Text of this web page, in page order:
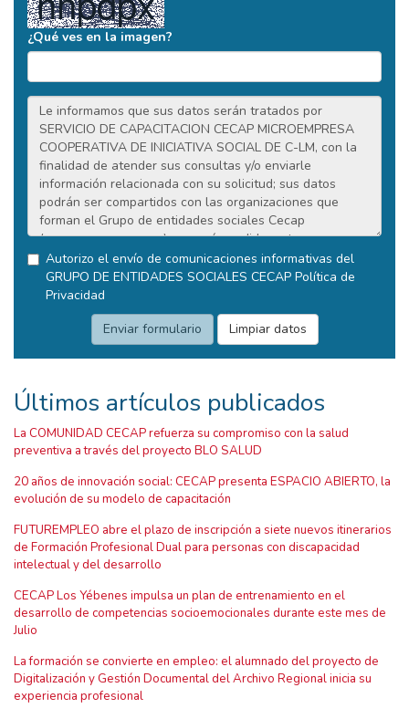
¿Qué ves en la imagen?
Autorizo el envío de comunicaciones informativas del
GRUPO DE ENTIDADES SOCIALES CECAP Política de
Privacidad
Últimos artículos publicados
La COMUNIDAD CECAP refuerza su compromiso con la salud
preventiva a través del proyecto BLO SALUD
20 años de innovación social: CECAP presenta ESPACIO ABIERTO, la
evolución de su modelo de capacitación
FUTUREMPLEO abre el plazo de inscripción a siete nuevos itinerarios
de Formación Profesional Dual para personas con discapacidad
intelectual y del desarrollo
CECAP Los Yébenes impulsa un plan de entrenamiento en el
desarrollo de competencias socioemocionales durante este mes de
Julio
La formación se convierte en empleo: el alumnado del proyecto de
Digitalización y Gestión Documental del Archivo Regional inicia su
experiencia profesional